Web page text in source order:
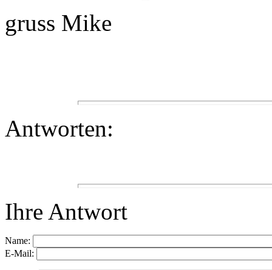
gruss Mike
Antworten:
Ihre Antwort
Name:
E-Mail: